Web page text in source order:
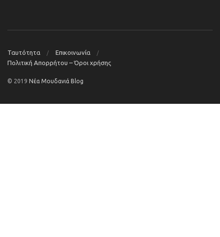
Ταυτότητα
Επικοινωνία
Πολιτική Απορρήτου – Όροι χρήσης
© 2019 Νέα Μουδανιά Blog